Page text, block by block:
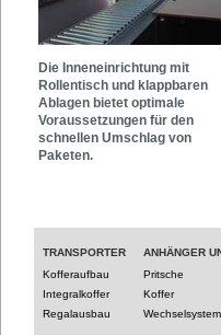
Die Inneneinrichtung mit
Rollentisch und klappbaren
Ablagen bietet optimale
Voraussetzungen für den
schnellen Umschlag von
Paketen.
TRANSPORTER
Kofferaufbau
Integralkoffer
Regalausbau
ANHÄNGER
Pritsche
Koffer
Wechselsystem